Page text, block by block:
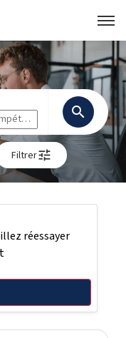
search
Filtrertune
réessayer